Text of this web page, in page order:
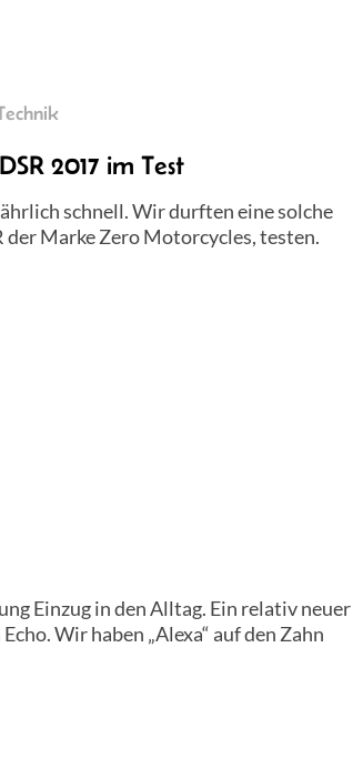
2017 im Test
schnell. Wir durften eine solche
der Marke Zero Motorcycles, testen.
Einzug in den Alltag. Ein relativ neuer
Wir haben „Alexa“ auf den Zahn